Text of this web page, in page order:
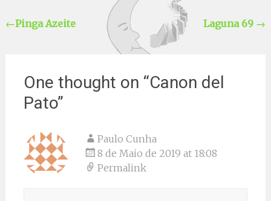
←Pinga Azeite Laguna 69 →
One thought on “Canon del
Pato”
Paulo Cunha
8 de Maio de 2019 at 18:08
Permalink